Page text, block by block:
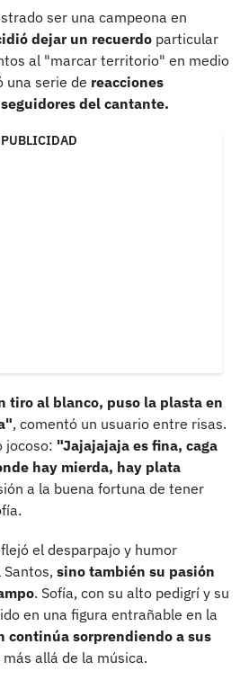
ser una campeona en
dejar un recuerdo particular
al "marcar territorio" en medio
una serie de reacciones
del cantante.
PUBLICIDAD
tiro al blanco, puso la plasta en
, comentó un usuario entre risas.
jocoso: "Jajajajaja es fina, caga
hay mierda, hay plata
a la buena fortuna de tener
el desparpajo y humor
sino también su pasión
. Sofía, con su alto pedigrí y su
en una figura entrañable en la
continúa sorprendiendo a sus
allá de la música.